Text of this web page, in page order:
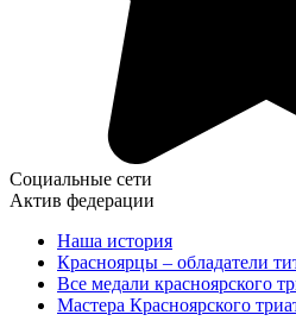
Социальные сети
Актив федерации
Наша история
Красноярцы – обладатели
Все медали красноярского
Мастера Красноярского